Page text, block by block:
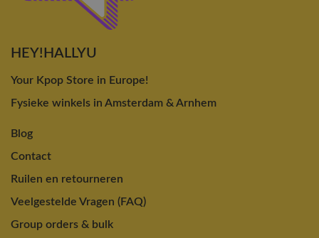
HEY!HALLYU
Your Kpop Store in Europe!
Fysieke winkels in Amsterdam & Arnhem
Blog
Contact
Ruilen en retourneren
Veelgestelde Vragen (FAQ)
Group orders & bulk